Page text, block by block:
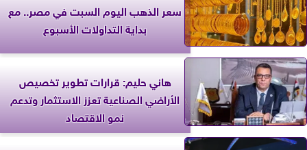
سعر الذهب اليوم السبت في مصر.. مع
بداية التداولات الأسبوع
هاني حليم: قرارات تطوير تخصيص
الأراضي الصناعية تعزز الاستثمار وتدعم
نمو الاقتصاد